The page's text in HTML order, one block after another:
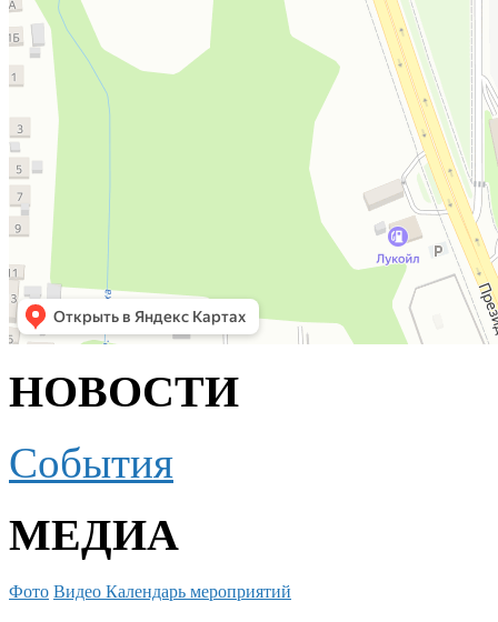
НОВОСТИ
События
МЕДИА
Фото Видео Календарь мероприятий